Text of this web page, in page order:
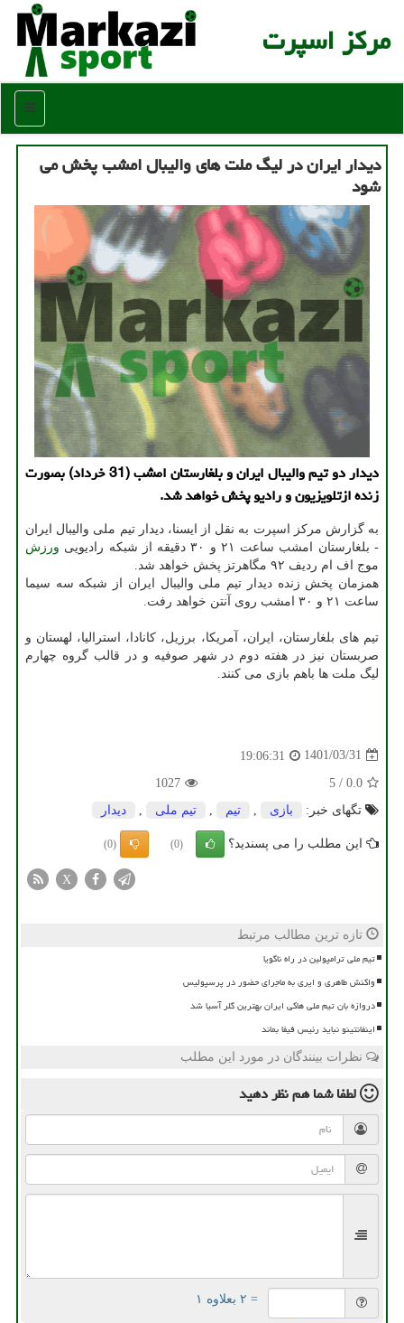
مركز اسپرت
منو
دیدار ایران در لیگ ملت های والیبال امشب پخش می
شود
دیدار دو تیم والیبال ایران و بلغارستان امشب (31 خرداد) بصورت
زنده ازتلویزیون و رادیو پخش خواهد شد.
به گزارش مرکز اسپرت به نقل از ایسنا، دیدار تیم ملی والیبال ایران
- بلغارستان امشب ساعت ۲۱ و ۳۰ دقیقه از شبکه رادیویی
ورزش
موج اف ام ردیف ۹۲ مگاهرتز پخش خواهد شد.
همزمان پخش زنده دیدار تیم ملی والیبال ایران از شبکه سه سیما
ساعت ۲۱ و ۳۰ امشب روی آنتن خواهد رفت.
تیم های بلغارستان، ایران، آمریکا، برزیل، کانادا، استرالیا، لهستان و
صربستان نیز در هفته دوم در شهر صوفیه و در قالب گروه چهارم
لیگ ملت ها باهم بازی می کنند.
1401/03/31
19:06:31
0.0
/
5
1027
تگهای خبر:
بازی تیم تیم ملی دیدار
این مطلب را می پسندید؟ (0)
(0)
X
تازه ترین مطالب مرتبط
تیم ملی ترامپولین در راه ناگویا
واکنش طاهری و ایری به ماجرای حضور در پرسپولیس
دروازه بان تیم ملی هاکی ایران بهترین گلر آسیا شد
اینفانتینو نباید رئیس فیفا بماند
نظرات بینندگان در مورد این مطلب
لطفا شما همنظر دهید
= ۲ بعلاوه ۱